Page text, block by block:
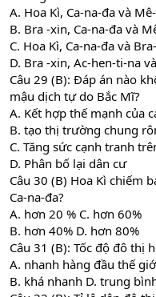
A. Hoa Kì, Ca-na-đa và
B. Bra -xin, Ca-na-đa và
C. Hoa Kì, Ca-na-đa và
D. Bra -xin, Ac-hen-ti-na
Câu 29 (B): Đáp án nào
mậu dịch tự do Bắc Mĩ?
A. Kết hợp thế mạnh của
B. tạo thị trường chung
C. Tăng sức cạnh tranh
D. Phân bố lại dân cư
Câu 30 (B) Hoa Kì chiếm
Ca-na-đa?
A. hơn 20 % C. hơn 60%
B. hơn 40% D. hơn 80%
Câu 31 (B): Tốc độ đô thị
A. nhanh hàng đầu thế
B. khá nhanh D. trung